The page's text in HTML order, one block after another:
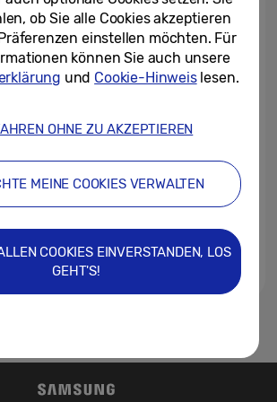
Welt
17/07/2023
[Video] Die Samsung Galaxy Z-
Samsung Galaxy Unpacked im
Juli 2023: «Join the Flip Side»
06/07/2023
ob Sie alle Cookies akzeptieren
einstellen möchten. Für
können Sie auch unsere
und Cookie-Hinweislesen.
OHNE ZU AKZEPTIEREN
MEINE COOKIES VERWALTEN
COOKIES EINVERSTANDEN, LOS
GEHT'S!